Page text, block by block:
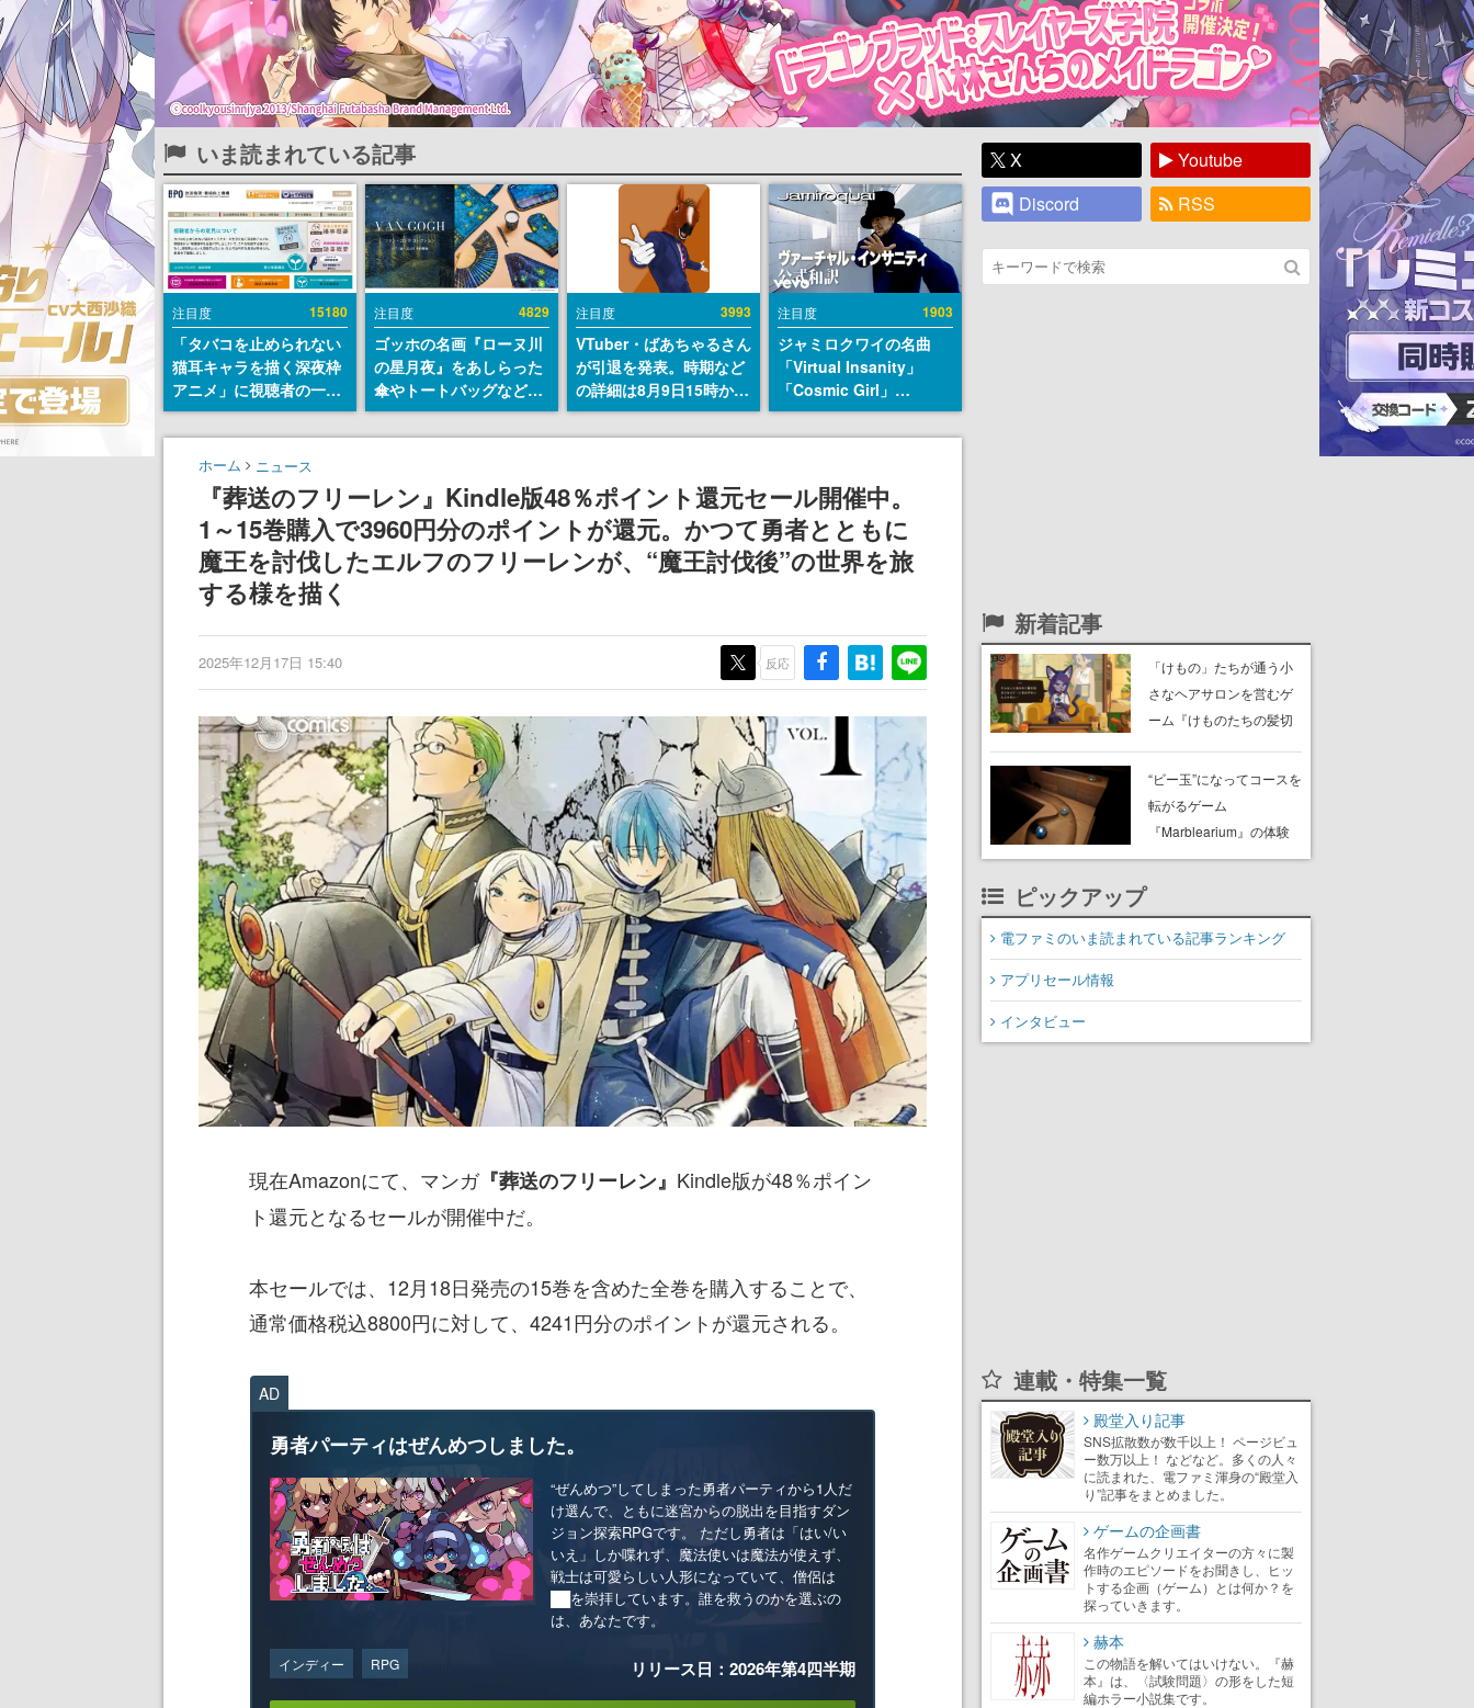
いま読まれている記事
注目度 15180
「タバコを止められない
猫耳キャラを描く深夜枠
アニメ」に視聴者の一部
から批判意見。違法薬物
の使用と思しき描写も含
めて、BPOが議論を交わ
注目度 4829
ゴッホの名画『ローヌ川
の星月夜』をあしらった
傘やトートバッグなどが
登場。8月7日21時より2
日間限定で予約販売
注目度 3993
VTuber・ばあちゃるさん
が引退を発表。時期など
の詳細は8月9日15時から
の配信で説明
注目度 1903
ジャミロクワイの名曲
「Virtual Insanity」
「Cosmic Girl」
「Canned Heat」公式日
本語字幕付きMVがいき
SONIC 2026」での9年ぶ
りとなる日本公演を記念
して
ホーム ニュース
『葬送のフリーレン』Kindle版48％ポイント還元セール開催中。
1～15巻購入で3960円分のポイントが還元。かつて勇者とともに
魔王を討伐したエルフのフリーレンが、“魔王討伐後”の世界を旅
する様を描く
2025年12月17日 15:40 反応
現在Amazonにて、マンガ『葬送のフリーレン』 Kindle版が48％ポイン
ト還元となるセールが開催中だ。
本セールでは、12月18日発売の15巻を含めた全巻を購入することで、
通常価格税込8800円に対して、4241円分のポイントが還元される。
AD
勇者パーティはぜんめつしました。
“ぜんめつ”してしまった勇者パーティから1人だ
け選んで、ともに迷宮からの脱出を目指すダン
ジョン探索RPGです。 ただし勇者は「はい/い
いえ」しか喋れず、魔法使いは魔法が使えず、
戦士は可愛らしい人形になっていて、僧侶は
██を崇拝しています。誰を救うのかを選ぶの
は、あなたです。
インディー RPG リリース日：2026年第4四半期
X
Youtube
Discord
RSS
新着記事
「けもの」たちが通う小
さなヘアサロンを営むゲ
ーム『けものたちの髪切
始。悩みを持ったお客様
と会話を交わし“本当に望
んでる髪型”を見つけ出す
“ビー玉”になってコースを
転がるゲーム
『Marblearium』の体験
版がSteamで本日8月7日
ピックアップ
電ファミのいま読まれている記事ランキング
アプリセール情報
インタビュー
連載・特集一覧
殿堂入り記事
SNS拡散数が数千以上！ ページビュ
ー数万以上！ などなど。多くの人々
に読まれた、電ファミ渾身の“殿堂入
り”記事をまとめました。
ゲームの企画書
名作ゲームクリエイターの方々に製
作時のエピソードをお聞きし、ヒッ
トする企画（ゲーム）とは何か？を
探っていきます。
赫本
この物語を解いてはいけない。『赫
本』は、〈試験問題〉の形をした短
編ホラー小説集です。